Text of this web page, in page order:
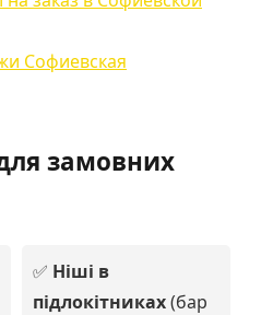
замовних
✅ Ніші в
підлокітниках(бар